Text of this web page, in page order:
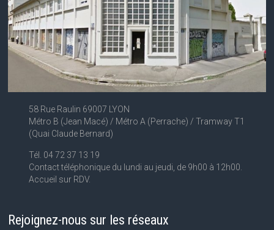
58 Rue Raulin 69007 LYON
Métro B (Jean Macé) / Métro A (Perrache) / Tramway T1
(Quai Claude Bernard)
Tél. 04 72 37 13 19
Contact téléphonique du lundi au jeudi, de 9h00 à 12h00.
Accueil sur RDV.
Rejoignez-nous sur les réseaux